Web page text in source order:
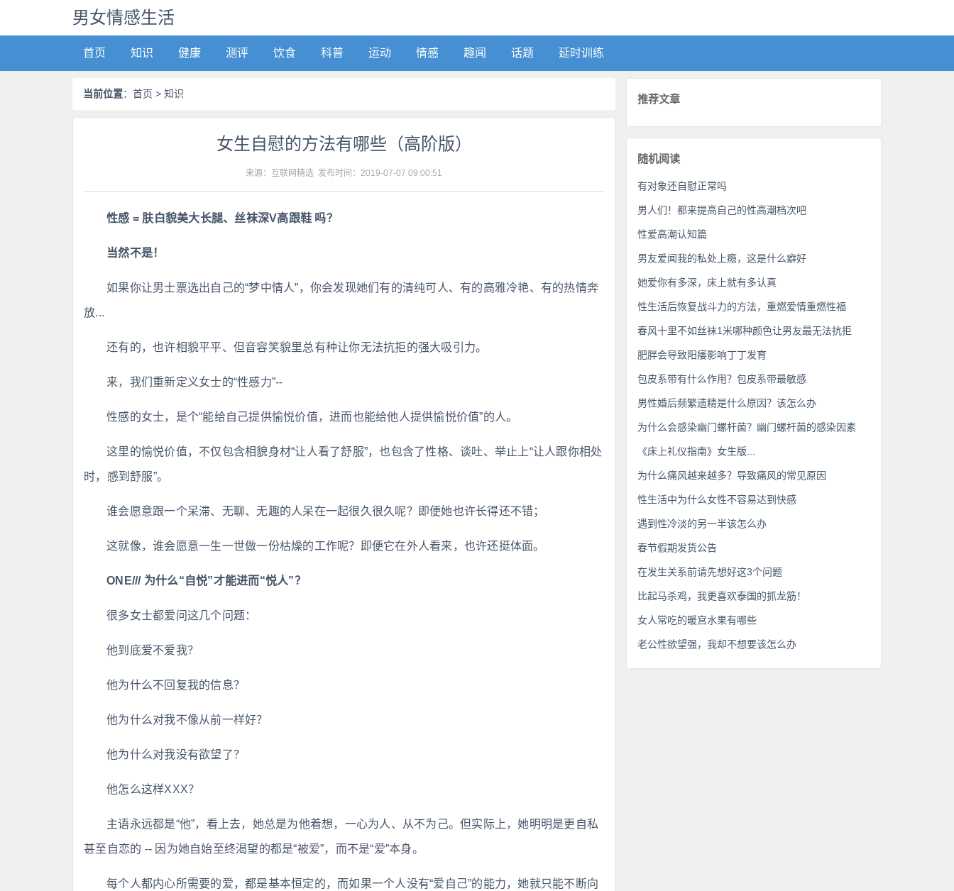
男女情感生活
首页 知识 健康 测评 饮食 科普 运动 情感 趣闻 话题 延时训练
当前位置： 首页 > 知识
女生自慰的方法有哪些（高阶版）
来源：互联网精选 发布时间： 2019-07-07 09:00:51
性感 = 肤白貌美大长腿、丝袜深V高跟鞋 吗？
当然不是！
如果你让男士票选出自己的“梦中情人”，你会发现她们有的清纯可人、有的高雅冷艳、有的热情奔
放...
还有的，也许相貌平平、但音容笑貌里总有种让你无法抗拒的强大吸引力。
来，我们重新定义女士的“性感力”--
性感的女士，是个“能给自己提供愉悦价值，进而也能给他人提供愉悦价值”的人。
这里的愉悦价值，不仅包含相貌身材“让人看了舒服”，也包含了性格、谈吐、举止上“让人跟你相处
时，感到舒服”。
谁会愿意跟一个呆滞、无聊、无趣的人呆在一起很久很久呢？即便她也许长得还不错；
这就像，谁会愿意一生一世做一份枯燥的工作呢？即便它在外人看来，也许还挺体面。
ONE/// 为什么“自悦”才能进而“悦人”？
很多女士都爱问这几个问题：
他到底爱不爱我？
他为什么不回复我的信息？
他为什么对我不像从前一样好？
他为什么对我没有欲望了？
他怎么这样XXX？
主语永远都是“他”，看上去，她总是为他着想，一心为人、从不为己。但实际上，她明明是更自私
甚至自恋的 -- 因为她自始至终渴望的都是“被爱”，而不是“爱”本身。
每个人都内心所需要的爱，都是基本恒定的，而如果一个人没有“爱自己”的能力，她就只能不断向
推荐文章
随机阅读
有对象还自慰正常吗
男人们！都来提高自己的性高潮档次吧
性爱高潮认知篇
男友爱闻我的私处上瘾，这是什么癖好
她爱你有多深，床上就有多认真
性生活后恢复战斗力的方法，重燃爱情重燃性福
春风十里不如丝袜1米哪种颜色让男友最无法抗拒
肥胖会导致阳痿影响丁丁发育
包皮系带有什么作用？包皮系带最敏感
男性婚后频繁遗精是什么原因？该怎么办
为什么会感染幽门螺杆菌？幽门螺杆菌的感染因素
《床上礼仪指南》女生版...
为什么痛风越来越多？导致痛风的常见原因
性生活中为什么女性不容易达到快感
遇到性冷淡的另一半该怎么办
春节假期发货公告
在发生关系前请先想好这3个问题
比起马杀鸡，我更喜欢泰国的抓龙筋！
女人常吃的暖宫水果有哪些
老公性欲望强，我却不想要该怎么办